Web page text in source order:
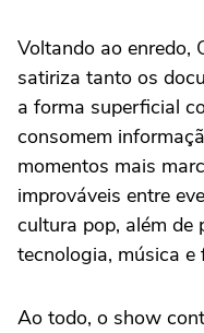
Voltando ao enredo,
satiriza tanto os
a forma superficial
consomem
momentos mais
improváveis entre
cultura pop, além de
tecnologia, música e
Ao todo, o show